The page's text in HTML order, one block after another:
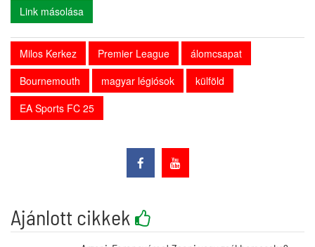
Link másolása
Milos Kerkez Premier League
álomcsapat
Bournemouth
magyar légiósok
külföld
EA Sports FC 25
Ajánlott cikkek